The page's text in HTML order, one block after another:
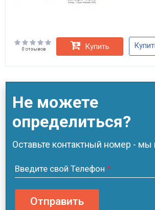
0 отзывов Купить
Не можете
определиться?
Оставьте контактный номер -
Введите свой Телефон *
Отправить